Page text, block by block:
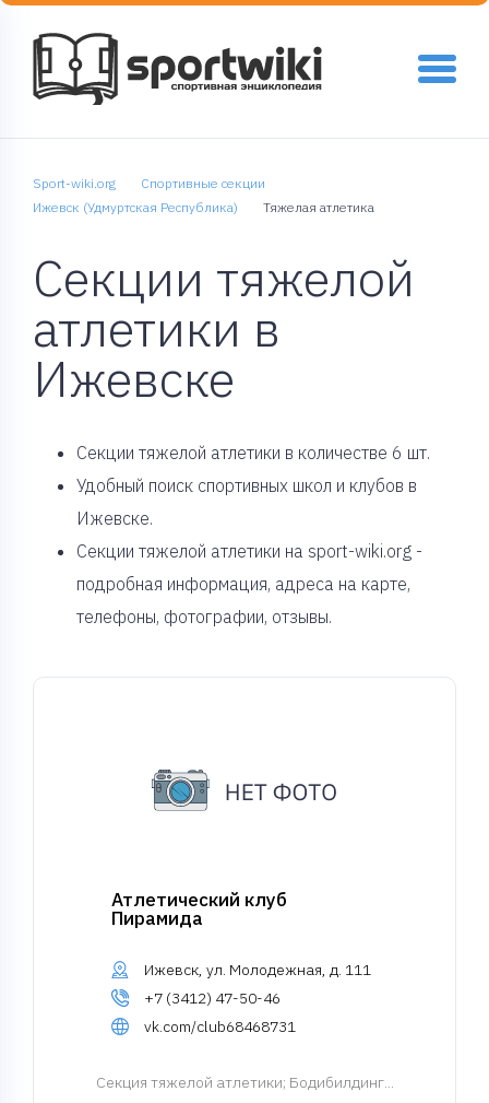
Sport-wiki.org
Спортивные секции
Ижевск (Удмуртская Республика)
Тяжелая атлетика
Секции тяжелой
атлетики в
Ижевске
Cекции тяжелой атлетики в количестве 6 шт.
Удобный поиск спортивных школ и клубов в
Ижевске.
Секции тяжелой атлетики на sport-wiki.org -
подробная информация, адреса на карте,
телефоны, фотографии, отзывы.
Атлетический клуб
Пирамида
Ижевск, ул. Молодежная, д. 111
+7 (3412) 47-50-46
vk.com/club68468731
Cекция тяжелой атлетики; Бодибилдинг...